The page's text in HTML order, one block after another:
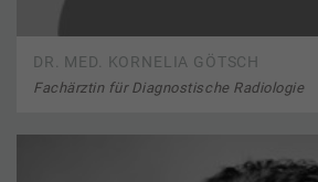
DR. MED. KORNELIA GÖTSCH
Fachärztin für Diagnostische Radiologie